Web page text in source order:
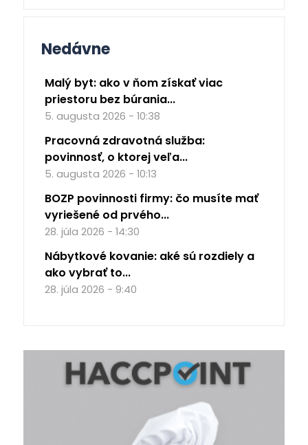
Nedávne
Malý byt: ako v ňom získať viac
priestoru bez búrania...
5. augusta 2026 - 10:38
Pracovná zdravotná služba:
povinnosť, o ktorej veľa...
5. augusta 2026 - 10:13
BOZP povinnosti firmy: čo musíte mať
vyriešené od prvého...
28. júla 2026 - 14:30
Nábytkové kovanie: aké sú rozdiely a
ako vybrať to...
28. júla 2026 - 9:40